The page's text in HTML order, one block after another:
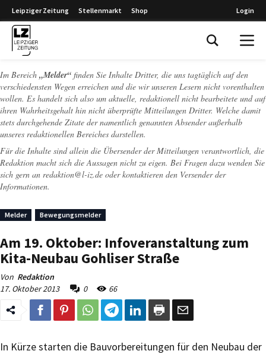
Leipziger Zeitung Stellenmarkt Shop Login
Im Bereich „Melder“ finden Sie Inhalte Dritter, die uns tagtäglich auf den
verschiedensten Wegen erreichen und die wir unseren Lesern nicht vorenthalten
wollen. Es handelt sich also um aktuelle, redaktionell nicht bearbeitete und auf
ihren Wahrheitsgehalt hin nicht überprüfte Mitteilungen Dritter. Welche damit
stets durchgehende Zitate der namentlich genannten Absender außerhalb
unseres redaktionellen Bereiches darstellen.
Für die Inhalte sind allein die Übersender der Mitteilungen verantwortlich, die
Redaktion macht sich die Aussagen nicht zu eigen. Bei Fragen dazu wenden Sie
sich gern an redaktion@l-iz.de oder kontaktieren den Versender der
Informationen.
Melder Bewegungsmelder
Am 19. Oktober: Infoveranstaltung zum
Kita-Neubau Gohliser Straße
Von Redaktion
17. Oktober 2013
0 66
In Kürze starten die Bauvorbereitungen für den Neubau der